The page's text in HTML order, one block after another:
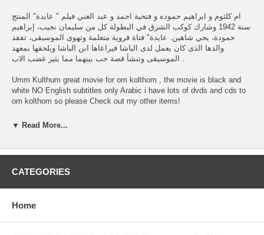
ام كلثوم و ابراهيم حموده و فتحية احمد و عبد الغني فيلم " عايدة" المنتج
سنة 1942 وشارك كوكب الشرق في البطولة كل من سليمان نجيب، إبراهيم
حمودة، يحي شاهين. عايدة" فتاة قروية متعلمة وتهوى الموسيقى، تفقد
والدها الذى كان يعمل لدى الباشا فيراعاها ابن الباشا ويلحقها بمعهد
Umm Kulthum great movie for om kolthom , the movie is black and
white NO English subtitles only Arabic i have lots of dvds and cds to
om kolthom so please Check out my other items!
On Nov-13-06 at 20:09:03 PST, seller added the following information:
these fields. For example, you can enter the price you believe the
▼ Read More...
CATEGORIES
Home